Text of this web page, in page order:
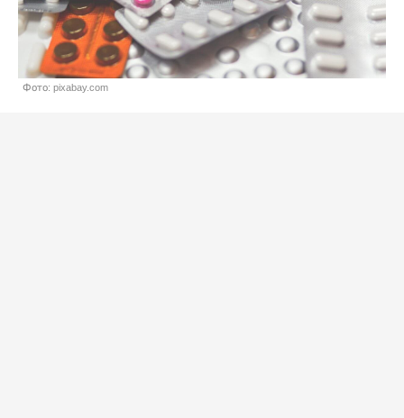
Фото: pixabay.com